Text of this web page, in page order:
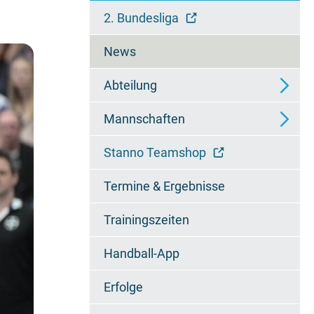
2. Bundesliga
News
Abteilung
Ansprechpartner
Wieselfamilie
Chronik
Jugendzertifikat
Mannschaften
2. Mannschaft - Regionalliga
3. Mannschaft -
Regionsklasse
A1-Jugend - Bundesliga
Stanno Teamshop
Termine & Ergebnisse
Trainingszeiten
Handball-App
Erfolge